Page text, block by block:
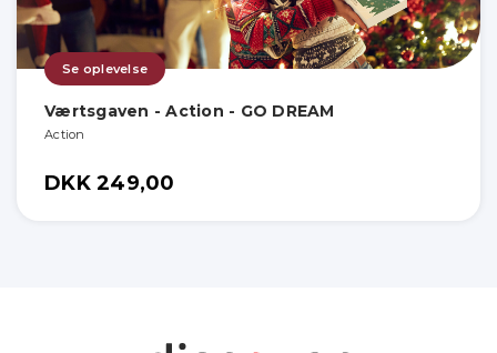
Se oplevelse
Værtsgaven - Action - GO DREAM
Action
DKK 249,00